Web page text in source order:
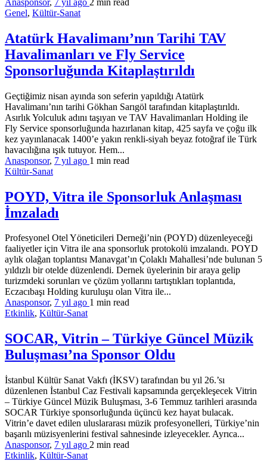
Genel, Kültür-Sanat
Atatürk Havalimanı’nın Tarihi TAV
Havalimanları ve Fly Service
Sponsorluğunda Kitaplaştırıldı
Geçtiğimiz nisan ayında son seferin yapıldığı Atatürk
Havalimanı’nın tarihi Gökhan Sarıgöl tarafından kitaplaştırıldı.
Asırlık Yolculuk adını taşıyan ve TAV Havalimanları Holding ile
Fly Service sponsorluğunda hazırlanan kitap, 425 sayfa ve çoğu ilk
kez yayınlanacak 1400’e yakın renkli-siyah beyaz fotoğraf ile Türk
havacılığına ışık tutuyor. Hem...
Anasponsor, 7 yıl ago 1 min read
Kültür-Sanat
POYD, Vitra ile Sponsorluk Anlaşması
İmzaladı
Profesyonel Otel Yöneticileri Derneği’nin (POYD) düzenleyeceği
faaliyetler için Vitra ile ana sponsorluk protokolü imzalandı. POYD
aylık olağan toplantısı Manavgat’ın Çolaklı Mahallesi’nde bulunan 5
yıldızlı bir otelde düzenlendi. Dernek üyelerinin bir araya gelip
turizmdeki sorunları ve çözüm yollarını tartıştıkları toplantıda,
Eczacıbaşı Holding kuruluşu olan Vitra ile...
Anasponsor, 7 yıl ago 1 min read
Etkinlik, Kültür-Sanat
SOCAR, Vitrin – Türkiye Güncel Müzik
Buluşması’na Sponsor Oldu
İstanbul Kültür Sanat Vakfı (İKSV) tarafından bu yıl 26.’sı
düzenlenen İstanbul Caz Festivali kapsamında gerçekleşecek Vitrin
– Türkiye Güncel Müzik Buluşması, 3-6 Temmuz tarihleri arasında
SOCAR Türkiye sponsorluğunda üçüncü kez hayat bulacak.
Vitrin’e davet edilen uluslararası müzik profesyonelleri, Türkiye’nin
başarılı müzisyenlerini festival sahnesinde izleyecekler. Ayrıca...
Anasponsor, 7 yıl ago 2 min read
Etkinlik, Kültür-Sanat